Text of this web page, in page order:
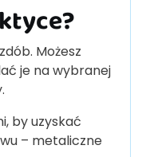
Możesz
je na wybranej
by uzyskać
– metaliczne